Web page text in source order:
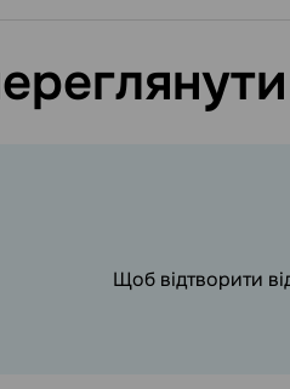
Щоб відтворити